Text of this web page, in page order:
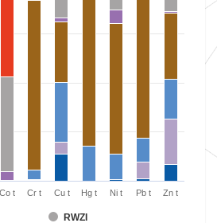
door zware metalen
displaying categories.
displaying relatieve netto-emissies in
RWZI
Co t Cr t Cu t Hg t Ni t Pb t Zn t